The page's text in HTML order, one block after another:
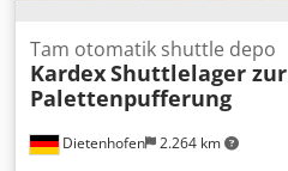
Dietenhofen 2.264 km
Tam otomatik shuttle depo
KardexShuttlelager zur
Palettenpufferung